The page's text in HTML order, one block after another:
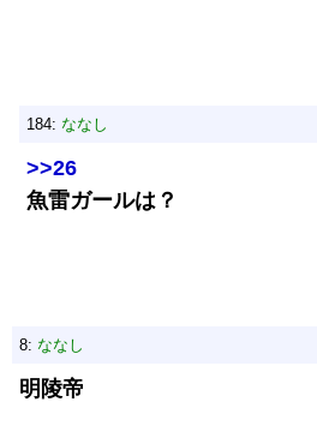
184: ななし
>>26
魚雷ガールは？
8: ななし
明陵帝